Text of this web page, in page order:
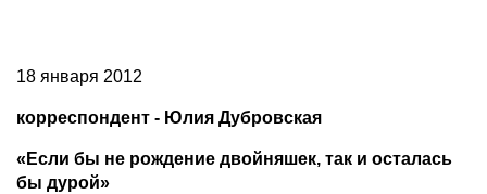
18 января 2012
корреспондент - Юлия Дубровская
«Если бы не рождение двойняшек, так и осталась
бы дурой»